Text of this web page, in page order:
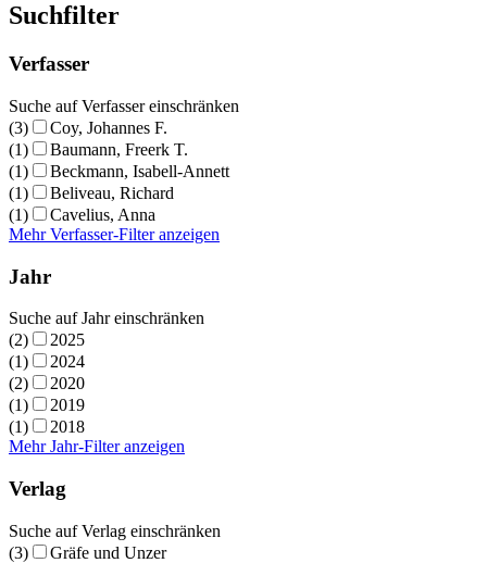
Suchfilter
Verfasser
Suche auf Verfasser einschränken
(3)
Coy, Johannes F.
(1)
Baumann, Freerk T.
(1)
Beckmann, Isabell-Annett
(1)
Beliveau, Richard
(1)
Cavelius, Anna
Mehr Verfasser-Filter anzeigen
Jahr
Suche auf Jahr einschränken
(2)
2025
(1)
2024
(2)
2020
(1)
2019
(1)
2018
Mehr Jahr-Filter anzeigen
Verlag
Suche auf Verlag einschränken
(3)
Gräfe und Unzer